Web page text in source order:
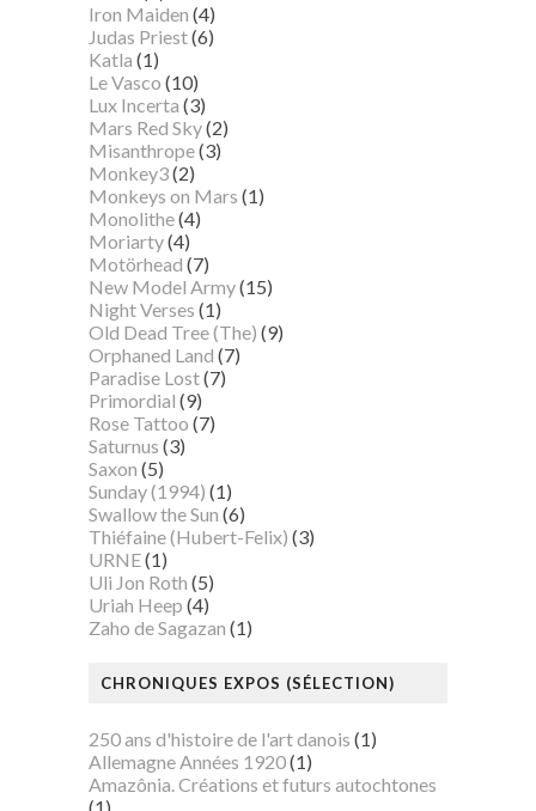
Iron Maiden (4)
Judas Priest(6)
Katla (1)
Le Vasco (10)
Lux Incerta (3)
Mars Red Sky(2)
Misanthrope(3)
Monkey3(2)
Monkeys on Mars (1)
Monolithe(4)
Moriarty(4)
Motörhead (7)
New Model Army(15)
Night Verses (1)
Old Dead Tree (The) (9)
Orphaned Land (7)
Paradise Lost(7)
Primordial (9)
Rose Tattoo (7)
Saturnus (3)
Saxon (5)
Sunday (1994) (1)
Swallow the Sun (6)
Thiéfaine (Hubert-Felix) (3)
URNE(1)
Uli Jon Roth (5)
Uriah Heep (4)
Zaho de Sagazan (1)
CHRONIQUES EXPOS (SÉLECTION)
250 ans d'histoire de l'art danois (1)
Allemagne Années 1920(1)
Amazônia. Créations et futurs autochtones
(1)